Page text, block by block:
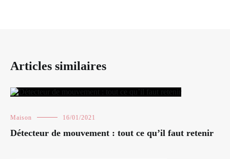
Articles similaires
Maison 16/01/2021
Détecteur de mouvement : tout ce qu’il faut retenir